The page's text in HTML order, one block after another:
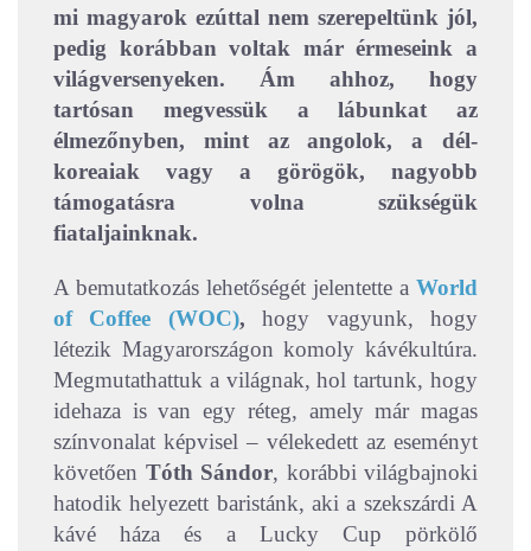
mi magyarok ezúttal nem szerepeltünk jól,
pedig korábban voltak már érmeseink a
világversenyeken. Ám ahhoz, hogy
tartósan megvessük a lábunkat az
élmezőnyben, mint az angolok, a dél-
koreaiak vagy a görögök, nagyobb
támogatásra volna szükségük
fiataljainknak.
A bemutatkozás lehetőségét jelentette a World
of Coffee (WOC), hogy vagyunk, hogy
létezik Magyarországon komoly kávékultúra.
Megmutathattuk a világnak, hol tartunk, hogy
idehaza is van egy réteg, amely már magas
színvonalat képvisel – vélekedett az eseményt
követően Tóth Sándor, korábbi világbajnoki
hatodik helyezett baristánk, aki a szekszárdi A
kávé háza és a Lucky Cup pörkölő